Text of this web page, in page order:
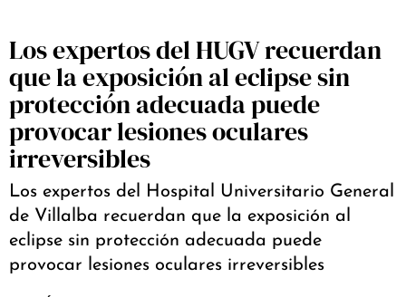
Los expertos del HUGV recuerdan
que la exposición al eclipse sin
protección adecuada puede
provocar lesiones oculares
irreversibles
Los expertos del Hospital Universitario General
de Villalba recuerdan que la exposición al
eclipse sin protección adecuada puede
provocar lesiones oculares irreversibles